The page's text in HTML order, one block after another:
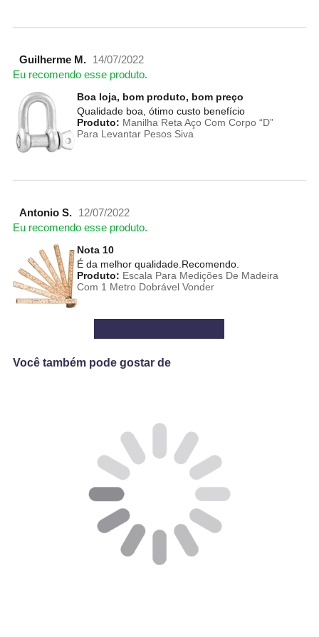
Guilherme M.
14/07/2022
Eu recomendo esse produto.
Boa loja, bom produto, bom preço
Qualidade boa, ótimo custo benefício
Produto: Manilha Reta Aço Com Corpo “D”
Para Levantar Pesos Siva
Antonio S.
12/07/2022
Eu recomendo esse produto.
Nota 10
É da melhor qualidade.Recomendo.
Produto: Escala Para Medições De Madeira
Com 1 Metro Dobrável Vonder
Você também pode gostar de